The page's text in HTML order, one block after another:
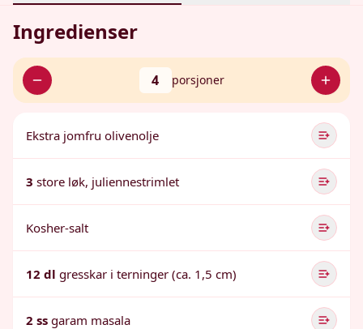
Ingredienser
4 porsjoner
Ekstra jomfru olivenolje
3 store løk, juliennestrimlet
Kosher-salt
12 dl gresskar i terninger (ca. 1,5 cm)
2 ss garam masala